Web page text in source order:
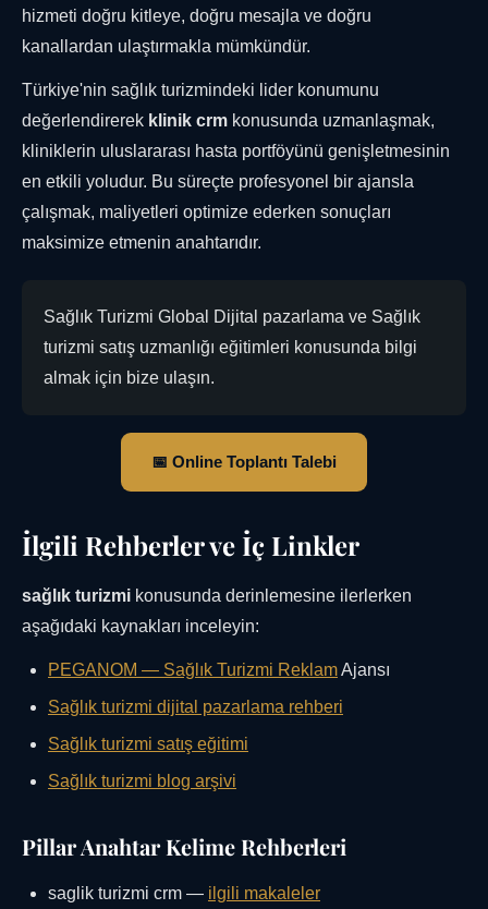
hizmeti doğru kitleye, doğru mesajla ve doğru
kanallardan ulaştırmakla mümkündür.
Türkiye'nin sağlık turizmindeki lider konumunu
değerlendirerek klinik crm konusunda uzmanlaşmak,
kliniklerin uluslararası hasta portföyünü genişletmesinin
en etkili yoludur. Bu süreçte profesyonel bir ajansla
çalışmak, maliyetleri optimize ederken sonuçları
maksimize etmenin anahtarıdır.
Sağlık Turizmi Global Dijital pazarlama ve Sağlık
turizmi satış uzmanlığı eğitimleri konusunda bilgi
almak için bize ulaşın.
📅 Online Toplantı Talebi
İlgili Rehberler ve İç Linkler
sağlık turizmi konusunda derinlemesine ilerlerken
aşağıdaki kaynakları inceleyin:
PEGANOM — Sağlık Turizmi ReklamAjansı
Sağlık turizmi dijital pazarlama rehberi
Sağlık turizmi satış eğitimi
Sağlık turizmi blog arşivi
Pillar Anahtar Kelime Rehberleri
saglik turizmi crm — ilgili makaleler